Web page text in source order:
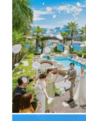
飲物料金 5,170円
持込料金 衣裳（応
設備
クローク
リーン、
宿泊施設 横浜・み